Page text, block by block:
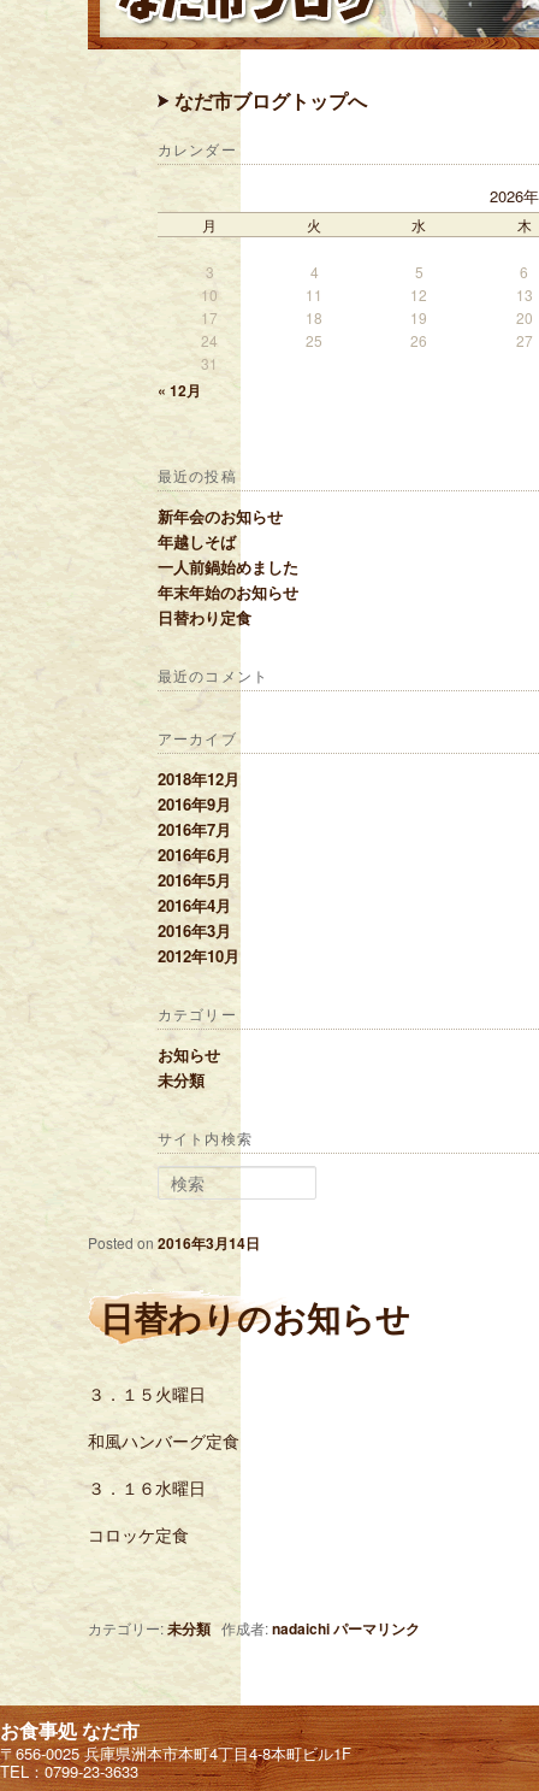
なだ市ブログトップへ
カレンダー
2026
月 火 水 木
3 4 5
6
10
11 12
13
17
18 19
20
24
25 26
27
31
« 12月
最近の投稿
新年会のお知らせ
年越しそば
一人前鍋始めました
年末年始のお知らせ
日替わり定食
最近のコメント
アーカイブ
2018年12月
2016年9月
2016年7月
2016年6月
2016年5月
2016年4月
2016年3月
2012年10月
カテゴリー
お知らせ
未分類
サイト内検索
検索
日替わりのお知らせ
Posted on2016年3月14日
３．１５火曜日
和風ハンバーグ定食
３．１６水曜日
コロッケ定食
カテゴリー:未分類 作成者:nadaichiパーマリンク
お食事処 なだ市
〒656-0025 兵庫県洲本市本町4丁目4-8本町ビル1F
TEL：0799-23-3633